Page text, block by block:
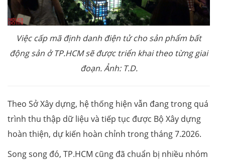
Việc cấp mã định danh điện tử cho sản phẩm bất
động sản ở TP.HCM sẽ được triển khai theo từng giai
đoạn. Ảnh: T.D.
Theo Sở Xây dựng, hệ thống hiện vẫn đang trong quá
trình thu thập dữ liệu và tiếp tục được Bộ Xây dựng
hoàn thiện, dự kiến hoàn chỉnh trong tháng 7.2026.
Song song đó, TP.HCM cũng đã chuẩn bị nhiều nhóm